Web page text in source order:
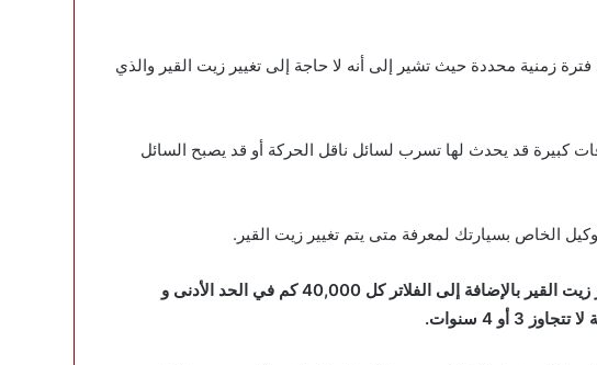
زمنية محددة حيث تشير إلى أنه لا حاجة إلى تغيير زيت القير والذي
كبيرة قد يحدث لها تسرب لسائل ناقل الحركة أو قد يصبح السائل
الخاص بسيارتك لمعرفة متى يتم تغيير زيت القير.
إذا لم تستطع الحصول على ذلك فيفضل تغيير زيت القير بالإضافة إلى الفلاتر كل 40,000 كم في الحد الأدنى و